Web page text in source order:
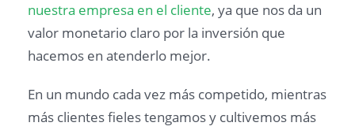
nuestra empresa en el cliente, ya que nos da un
valor monetario claro por la inversión que
hacemos en atenderlo mejor.
En un mundo cada vez más competido, mientras
más clientes fieles tengamos y cultivemos más